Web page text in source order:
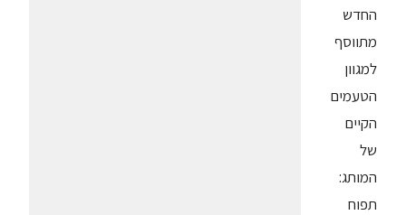
החדש
מתווסף
למגוון
הטעמים
הקיים
של
המותג:
תפוח